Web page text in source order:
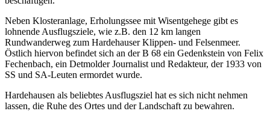
Neben Klosteranlage, Erholungssee mit Wisentgehege gibt es
lohnende Ausflugsziele, wie z.B. den 12 km langen
Rundwanderweg zum Hardehauser Klippen- und Felsenmeer.
Östlich hiervon befindet sich an der B 68 ein Gedenkstein von Felix
Fechenbach, ein Detmolder Journalist und Redakteur, der 1933 von
SS und SA-Leuten ermordet wurde.
Hardehausen als beliebtes Ausflugsziel hat es sich nicht nehmen
lassen, die Ruhe des Ortes und der Landschaft zu bewahren.